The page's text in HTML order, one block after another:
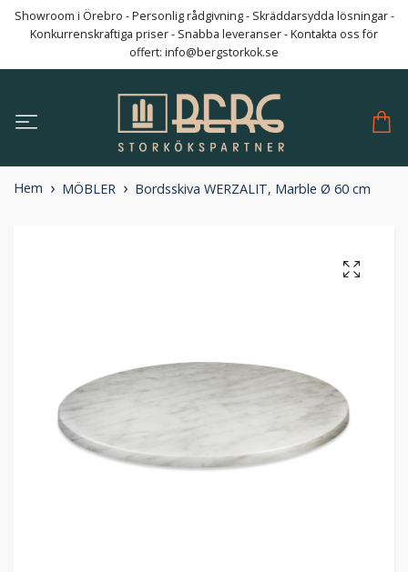
Showroom i Örebro - Personlig rådgivning - Skräddarsydda lösningar -
Konkurrenskraftiga priser - Snabba leveranser - Kontakta oss för
offert: info@bergstorkok.se
Hem MÖBLER Bordsskiva WERZALIT, Marble Ø 60 cm